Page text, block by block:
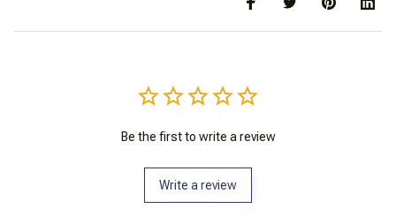
Be the first to write a review
Write a review